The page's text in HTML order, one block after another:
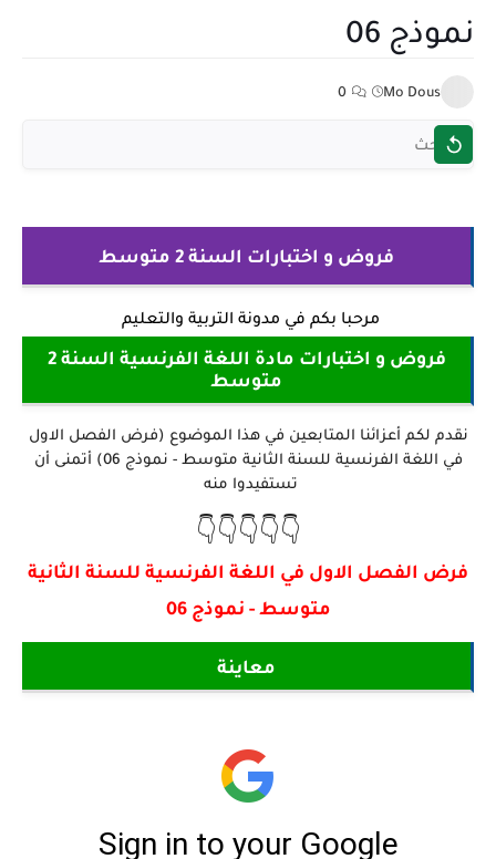
نموذج 06
Mo Dous
0
فروض و اختبارات السنة 2 متوسط
مرحبا بكم في مدونة التربية والتعليم
فروض و اختبارات مادة اللغة الفرنسية السنة 2
متوسط
نقدم لكم أعزائنا المتابعين في هذا الموضوع (فرض الفصل الاول
في اللغة الفرنسية للسنة الثانية متوسط - نموذج 06) أتمنى أن
تستفيدوا منه
👇👇👇👇👇
فرض الفصل الاول في اللغة الفرنسية للسنة الثانية
متوسط - نموذج 06
معاينة